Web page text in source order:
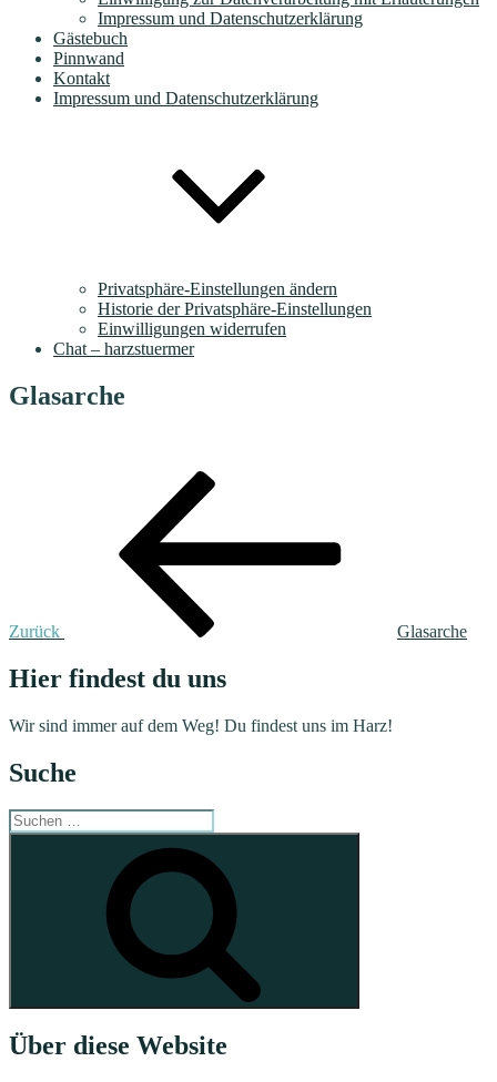
Impressum und Datenschutzerklärung
Gästebuch
Pinnwand
Kontakt
Impressum und Datenschutzerklärung
Privatsphäre-Einstellungen ändern
Historie der Privatsphäre-Einstellungen
Einwilligungen widerrufen
Chat – harzstuermer
Glasarche
Beitragsnavigation
Zurück Glasarche
Hier findest du uns
Wir sind immer auf dem Weg! Du findest uns im Harz!
Suche
Suchen
nach:
Über diese Website